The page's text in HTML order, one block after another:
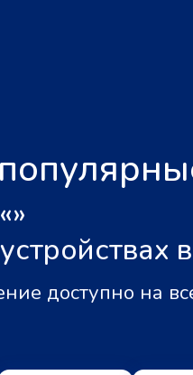
»
доступно на